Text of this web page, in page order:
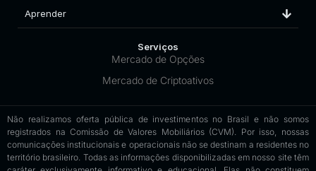
Aprender
Serviços
Mercado de Opções
Mercado de Criptoativos
Não realizamos oferta pública de investimentos no Brasil e não somos
registrados na Comissão de Valores Mobiliários (CVM). Por isso, nossas
comunicações institucionais e operacionais não se destinam a residentes no
território brasileiro. Todas as informações disponibilizadas em nosso site têm